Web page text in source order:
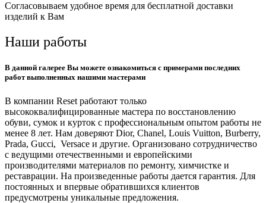
Согласовываем удобное время для бесплатной доставки
изделий к Вам
Наши работы
В данной галерее Вы можете ознакомиться с примерами последних
работ выполненных нашими мастерами
В компании Reset работают только
высококвалифицированные мастера по восстановлению
обуви, сумок и курток с профессиональным опытом работы не
менее 8 лет. Нам доверяют Dior, Chanel, Louis Vuitton, Burberry,
Prada, Gucci, Versace и другие. Организовано сотрудничество
с ведущими отечественными и европейскими
производителями материалов по ремонту, химчистке и
реставрации. На произведенные работы дается гарантия. Для
постоянных и впервые обратившихся клиентов
предусмотрены уникальные предложения.